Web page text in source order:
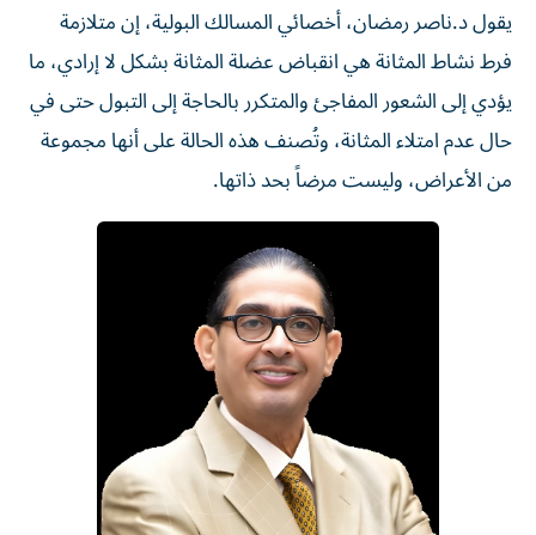
يقول د.ناصر رمضان، أخصائي المسالك البولية، إن متلازمة
فرط نشاط المثانة هي انقباض عضلة المثانة بشكل لا إرادي، ما
يؤدي إلى الشعور المفاجئ والمتكرر بالحاجة إلى التبول حتى في
حال عدم امتلاء المثانة، وتُصنف هذه الحالة على أنها مجموعة
من الأعراض، وليست مرضاً بحد ذاتها.